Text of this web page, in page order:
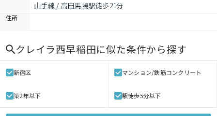
山手線 / 高田馬場駅徒歩21分
住所
クレイラ西早稲田に似た条件から探す
新宿区 マンション/鉄筋コンクリート
築2年以下 駅徒歩5分以下